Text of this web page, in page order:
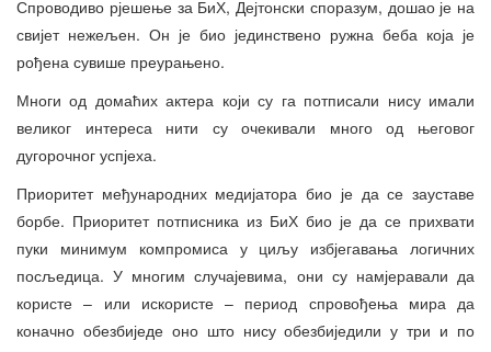
Спроводиво рјешење за БиХ, Дејтонски споразум, дошао је на
свијет нежељен. Он је био јединствено ружна беба која је
рођена сувише преурањено.
Многи од домаћих актера који су га потписали нису имали
великог интереса нити су очекивали много од његовог
дугорочног успјеха.
Приоритет међународних медијатора био је да се зауставе
борбе. Приоритет потписника из БиХ био је да се прихвати
пуки минимум компромиса у циљу избјегавања логичних
посљедица. У многим случајевима, они су намјеравали да
користе – или искористе – период спровођења мира да
коначно обезбиједе оно што нису обезбиједили у три и по